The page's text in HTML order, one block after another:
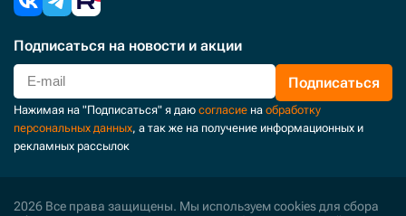
Подписаться на новости и акции
Подписаться
Нажимая на "Подписаться" я даю согласие на обработку
персональных данных, а так же на получение информационных и
рекламных рассылок
2026 Все права защищены. Мы используем cookies для сбора